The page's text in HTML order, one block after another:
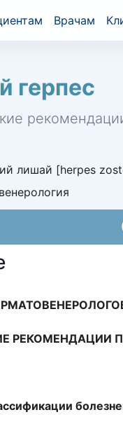
Врачам
герпес
лишай [herpes
РЕКОМЕНДАЦИИ